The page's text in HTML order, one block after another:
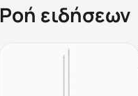
Ροή ειδήσεων